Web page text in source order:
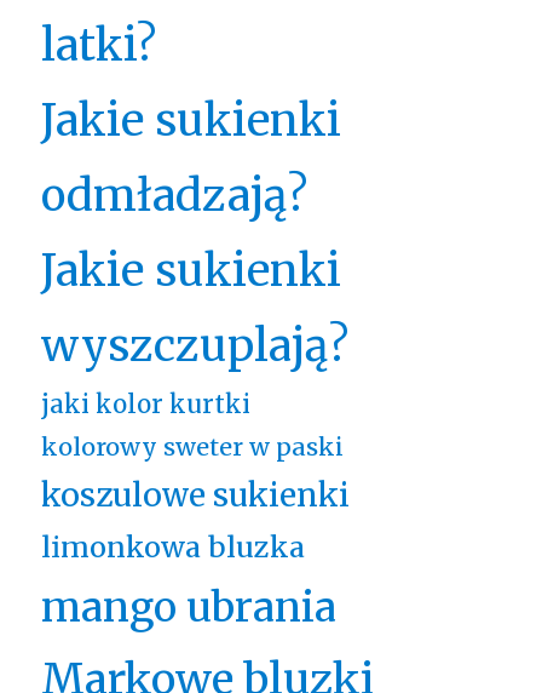
latki?
Jakie sukienki
odmładzają?
Jakie sukienki
wyszczuplają?
jaki kolor kurtki
kolorowy sweter w paski
koszulowe sukienki
limonkowa bluzka
mango ubrania
Markowe bluzki